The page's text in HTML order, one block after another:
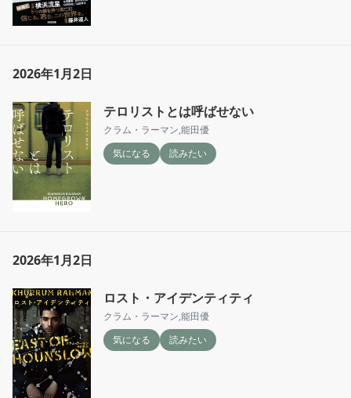
2026年1月2日
テロリストとは呼ばせない
クラム・ラーマン,能田優
気になる
読みたい
2026年1月2日
ロスト・アイデンティティ
クラム・ラーマン,能田優
気になる
読みたい